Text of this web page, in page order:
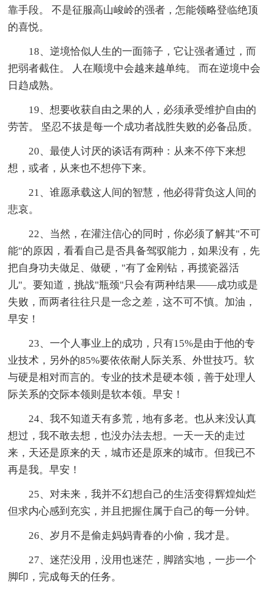
靠手段。 不是征服高山峻岭的强者，怎能领略登临绝顶
的喜悦。
18、逆境恰似人生的一面筛子，它让强者通过，而
把弱者截住。 人在顺境中会越来越单纯。 而在逆境中会
日趋成熟。
19、想要收获自由之果的人，必须承受维护自由的
劳苦。 坚忍不拔是每一个成功者战胜失败的必备品质。
20、最使人讨厌的谈话有两种：从来不停下来想
想，或者，从来也不想停下来。
21、谁愿承载这人间的智慧，他必得背负这人间的
悲哀。
22、当然，在灌注信心的同时，你必须了解其"不可
能"的原因，看看自己是否具备驾驭能力，如果没有，先
把自身功夫做足、做硬，"有了金刚钻，再揽瓷器活
儿"。要知道，挑战"瓶颈"只会有两种结果——成功或是
失败，而两者往往只是一念之差，这不可不慎。加油，
早安！
23、一个人事业上的成功，只有15%是由于他的专
业技术，另外的85%要依依耐人际关系、外世技巧。软
与硬是相对而言的。专业的技术是硬本领，善于处理人
际关系的交际本领则是软本领。早安！
24、我不知道天有多荒，地有多老。也从来没认真
想过，我不敢去想，也没办法去想。一天一天的走过
来，天还是原来的天，城市还是原来的城市。但我已不
再是我。早安！
25、对未来，我并不幻想自己的生活变得辉煌灿烂
但求内心感到充实，并且把握住属于自己的每一分钟。
26、岁月不是偷走妈妈青春的小偷，我才是。
27、迷茫没用，没用也迷茫，脚踏实地，一步一个
脚印，完成每天的任务。